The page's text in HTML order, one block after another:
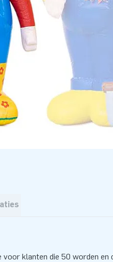
klanten die 50 worden en